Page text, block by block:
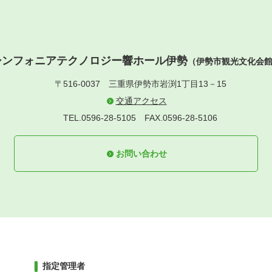
ンフォニアテクノロジー響ホール伊勢 （伊勢市観光文化会
〒516-0037 三重県伊勢市岩渕1丁目13－15
交通アクセス
TEL.0596-28-5105 FAX.0596-28-5106
お問い合わせ
指定管理者